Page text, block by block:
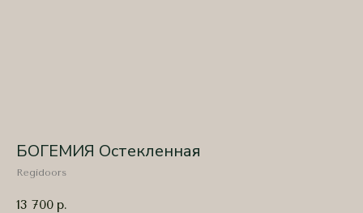
БОГЕМИЯ Остекленная
Regidoors
13 700 р.